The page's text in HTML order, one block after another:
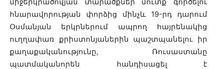
հնարավորության փորձից մինչև 19-րդ դարում
Օսմանյան երկրներում ապրող հայրենակից
ուղղափառ քրիստոնյաներին պաշտպանելու իր
քաղաքականությունը, Ռուսաստանը
պատմականորեն հանդիսացել է